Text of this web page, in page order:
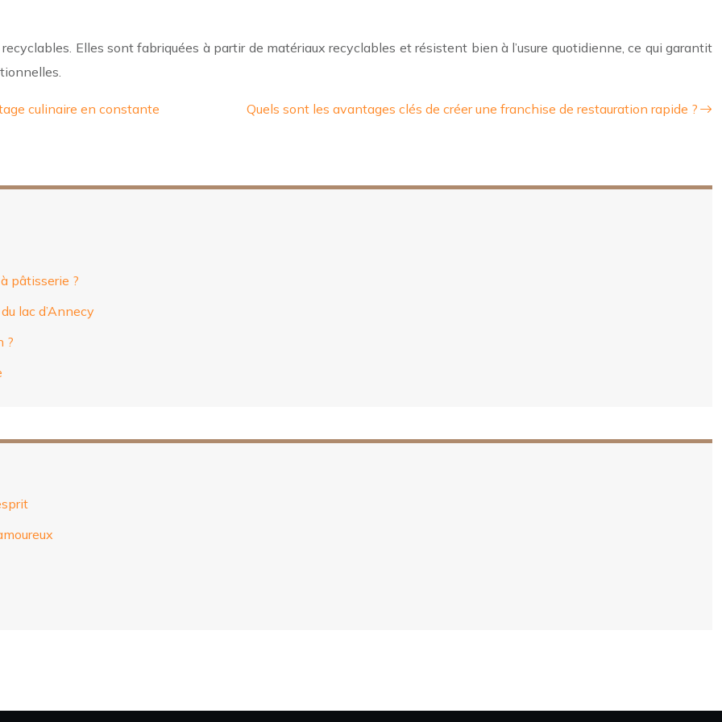
Elles sont fabriquées à partir de matériaux recyclables et résistent bien à l’usure quotidienne, ce qui garantit
culinaire en constante Quels sont les avantages clés de créer une franchise de restauration rapide ?
pâtisserie ?
lac d’Annecy
?